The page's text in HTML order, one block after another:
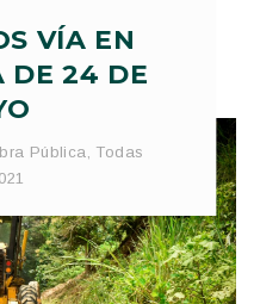
VÍA EN
DE 24 DE
Pública
Todas